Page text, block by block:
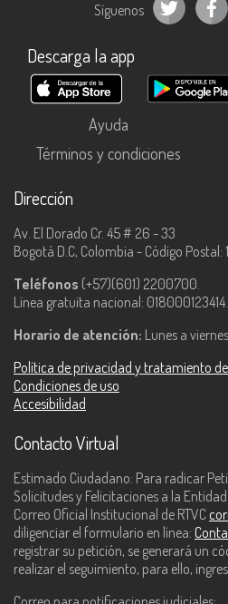
Síguenos
Descarga la app
Ayuda
Términos y condiciones
Dirección
Av. El Dorado Cr. 45 # 26 - 33
Bogotá D.C, Colombia - Código Postal:
Teléfonos (+57)(601) 2200700.
Línea gratuita nacional: 018000123414.
Horario de atención: Lunes a
Política de privacidad y tratamiento
Condiciones de uso
Accesibilidad
Contacto Virtual
Estimado Ciudadano: Para radicar
Solicitudes y Felicitaciones a la
Correo Oficial Institucional de RTVC
diligenciar el formulario en línea:
registrar su petición, se generará un
realizar el seguimiento, para ello,